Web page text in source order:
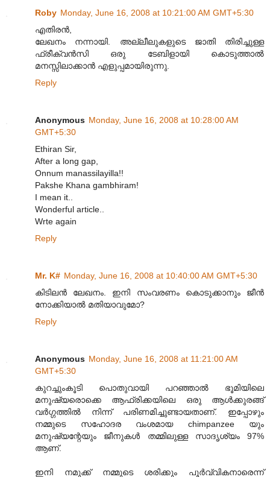
Roby Monday, June 16, 2008 at 10:21:00 AM GMT+5:30
എതിരന്‍,
ലേഖനം നന്നായി. അല്ലീലുകളുടെ ജാതി തിരിച്ചുള്ള
ഫ്രീക്വന്‍സി ഒരു ടേബിളായി കൊടുത്താല്‍
മനസ്സിലാക്കാന്‍ എളുപ്പമായിരുന്നു.
Reply
Anonymous Monday, June 16, 2008 at 10:28:00 AM
GMT+5:30
Ethiran Sir,
After a long gap,
Onnum manassilayilla!!
Pakshe Khana gambhiram!
I mean it..
Wonderful article..
Wrte again
Reply
Mr. K# Monday, June 16, 2008 at 10:40:00 AM GMT+5:30
കിടിലന്‍ ലേഖനം. ഇനി സംവരണം കൊടുക്കാനും ജീന്‍
നോക്കിയാല്‍ മതിയാവുമോ?
Reply
Anonymous Monday, June 16, 2008 at 11:21:00 AM
GMT+5:30
കുറച്ചുംകൂടി പൊതുവായി പറഞ്ഞാല്‍ ഭൂമിയിലെ
മനുഷ്യരൊക്കെ ആഫ്രിക്കയിലെ ഒരു ആള്‍ക്കുരങ്ങ്
വര്‍ഗ്ഗത്തില്‍ നിന്ന് പരിണമിച്ചുണ്ടായതാണ്. ഇപ്പോഴും
നമ്മുടെ സഹോദര വംശമായ chimpanzee യും
മനുഷ്യന്റേയും ജീനുകള്‍ തമ്മിലുള്ള സാദൃശ്യം 97%
ആണ്.
ഇനി നമുക്ക് നമ്മുടെ ശരിക്കും പൂര്‍വ്വികനാരെന്ന്